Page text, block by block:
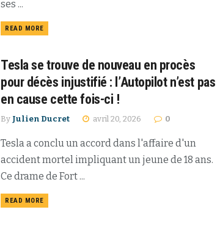
ses ...
READ MORE
Tesla se trouve de nouveau en procès
pour décès injustifié : l’Autopilot n’est pas
en cause cette fois-ci !
By Julien Ducret avril 20, 2026 0
Tesla a conclu un accord dans l'affaire d'un
accident mortel impliquant un jeune de 18 ans.
Ce drame de Fort ...
READ MORE